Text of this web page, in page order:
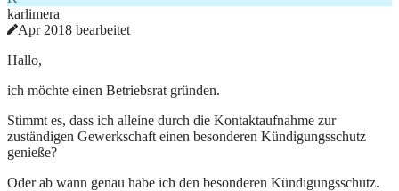
karlimera
Apr 2018 bearbeitet
Hallo,
ich möchte einen Betriebsrat gründen.
Stimmt es, dass ich alleine durch die Kontaktaufnahme zur
zuständigen Gewerkschaft einen besonderen Kündigungsschutz
genieße?
Oder ab wann genau habe ich den besonderen Kündigungsschutz.